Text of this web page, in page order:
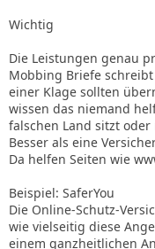
Wichtig
Die Leistungen genau
Mobbing Briefe
einer Klage sollten
wissen das niemand
falschen Land sitzt
Besser als eine
Da helfen Seiten wie
Beispiel: SaferYou
Die Online-Schutz-
wie vielseitig diese
einem ganzheitlichen